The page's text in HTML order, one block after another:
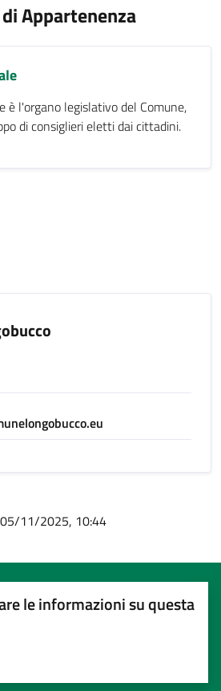
Appartenenza
è l'organo legislativo del Comune,
di consiglieri eletti dai cittadini.
05/11/2025, 10:44
le informazioni su questa
5 stelle su 5
su 5
su 5
5